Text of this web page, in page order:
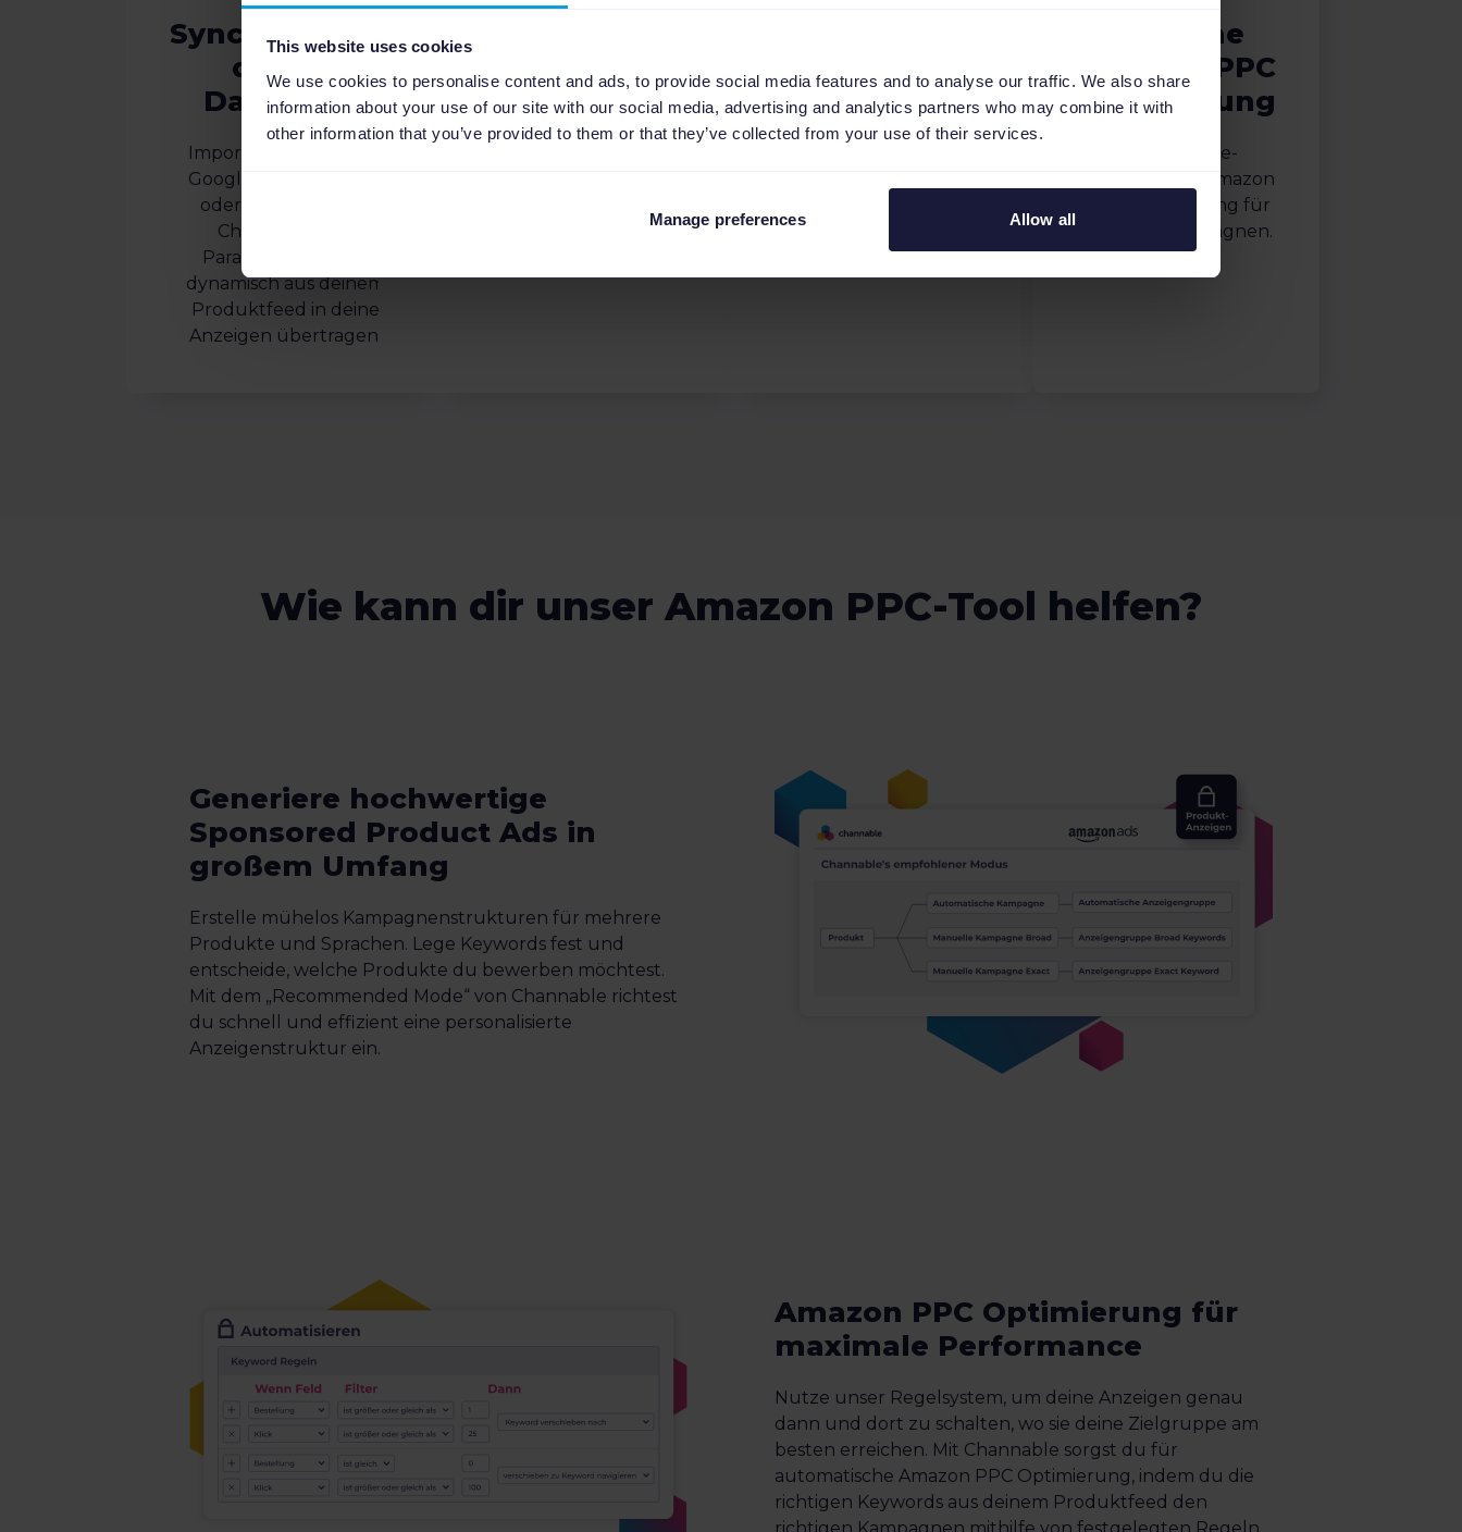
This website uses cookies
We use cookies to personalise content and ads, to provide social media features and to analyse our traffic. We also share
information about your use of our site with our social media, advertising and analytics partners who may combine it with
other information that you’ve provided to them or that they’ve collected from your use of their services.
Manage preferences Allow all
Synchronisiere
deinen
Datenfeed
Importiere CSV-, XML-,
Google Spreadsheets-
oder Textdateien in
Channable. Alle
Parameter werden
dynamisch aus deinem
Produktfeed in deine
Anzeigen übertragen.
Kampagnenstruktur
Entwirf deine eigene
Kampagnenstruktur in unserem
deine
Kampagnen
Regelsystem.
Einfache
Amazon PPC
Optimierung
Performance-
datenbasierte Amazon
PPC Optimierung für
optimale Kampagnen.
Wie kann dir unser Amazon PPC-Tool helfen?
Generiere hochwertige
Sponsored Product Ads in
großem Umfang
Erstelle mühelos Kampagnenstrukturen für mehrere
Produkte und Sprachen. Lege Keywords fest und
entscheide, welche Produkte du bewerben möchtest.
Mit dem „Recommended Mode“ von Channable richtest
du schnell und effizient eine personalisierte
Anzeigenstruktur ein.
Amazon PPC Optimierung für
maximale Performance
Nutze unser Regelsystem, um deine Anzeigen genau
dann und dort zu schalten, wo sie deine Zielgruppe am
besten erreichen. Mit Channable sorgst du für
automatische Amazon PPC Optimierung, indem du die
richtigen Keywords aus deinem Produktfeed den